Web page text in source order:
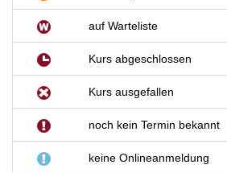
auf Warteliste
Kurs abgeschlossen
Kurs ausgefallen
noch kein Termin bekannt
keine Onlineanmeldung